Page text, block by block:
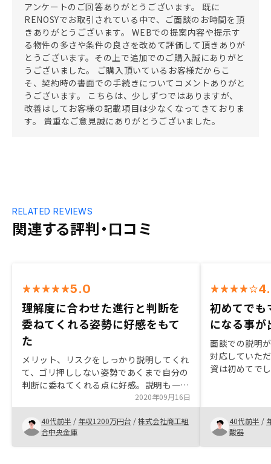
アンケートのご回答ありがとうございます。 既に
RENOSYでお取引されている中で、ご面談のお時間を頂
きありがとうございます。 WEBでの提案内容や提示す
る物件の多さや条件の良さを改めて評価して頂きありが
とうございます。その上で追加でのご購入誠にありがと
うございました。 ご購入頂いているお客様だからこ
そ、契約時の書面での手続きについてコメントありがと
うございます。 こちらは、少しずつではありますが、
改善はしてお客様の記載項目は少なくなってきておりま
す。 貴重なご意見誠にありがとうございました。
関連する評判・口コミ
RELATED REVIEWS
5.0
理解度に合わせた進行と判断を
委ねてくれる姿勢に好感をもて
た
メリット、リスクをしっかり説明してくれ
て、ゴリ押ししない姿勢であくまで自分の
判断に委ねてくれる点に好感。説明も一方
的ではなく、こちらの理解度を逐次確認し
ながら進めてくれた点も良いです。特にな
し
2020年09月16日
40代前半 / 年収1200万円台 /株式会社商工組
合中央金庫
初めてでも
になる事が
面談での説明
対応していた
資は初めてで
ので信頼度が
40代前半 /
酸器